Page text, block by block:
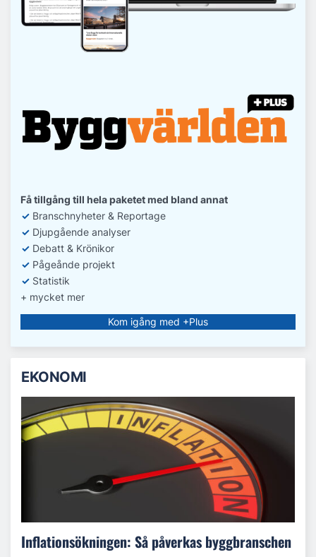
Få tillgång till hela paketet med bland annat
✓ Branschnyheter & Reportage
✓ Djupgående analyser
✓ Debatt & Krönikor
✓ Pågeånde projekt
✓ Statistik
+ mycket mer
Kom igång med +Plus
EKONOMI
Inflationsökningen: Så påverkas byggbranschen